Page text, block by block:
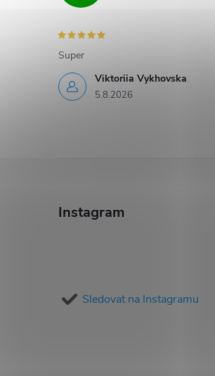
Viktoriia Vykhovska
5.8.2026
Super
Instagram
Sledovat na Instagramu